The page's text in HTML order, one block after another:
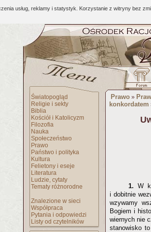
usług, reklamy i statystyk. Korzystanie z witryny bez
Światopogląd
Religie i sekty
Biblia
Kościół i Katolicyzm
Filozofia
Nauka
Społeczeństwo
Prawo
Państwo i polityka
Kultura
Felietony i eseje
Literatura
Ludzie, cytaty
Tematy różnorodne
Znalezione w sieci
Współpraca
Pytania i odpowiedzi
Listy od czytelników
Prawo »
konkordatem
1. W
i dobitnie
wzywamy
Bogiem i
wiernych nie
stanowisko